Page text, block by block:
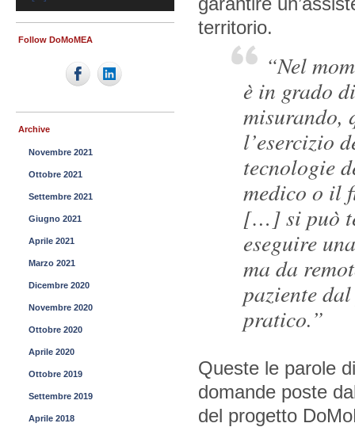
territorio.
“Nel
è in grado
misurando,
l’esercizio
tecnologie
medico o il
[…] si può
eseguire
ma da
paziente
pratico.”
Queste le parole
domande poste
del progetto
Follow DoMoMEA
Archive
Novembre 2021
Ottobre 2021
Settembre 2021
Giugno 2021
Aprile 2021
Marzo 2021
Dicembre 2020
Novembre 2020
Ottobre 2020
Aprile 2020
Ottobre 2019
Settembre 2019
Aprile 2018